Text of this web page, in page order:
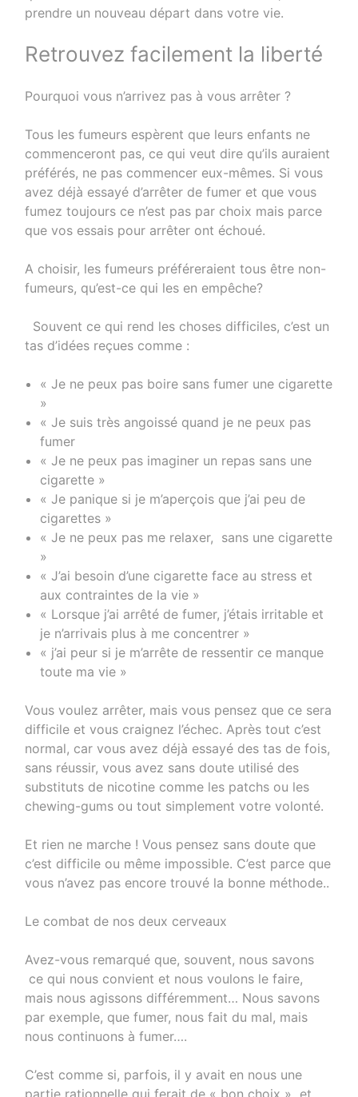
prendre un nouveau départ dans votre vie.
Retrouvez facilement la liberté
Pourquoi vous n’arrivez pas à vous arrêter ?
Tous les fumeurs espèrent que leurs enfants ne
commenceront pas, ce qui veut dire qu’ils auraient
préférés, ne pas commencer eux-mêmes. Si vous
avez déjà essayé d’arrêter de fumer et que vous
fumez toujours ce n’est pas par choix mais parce
que vos essais pour arrêter ont échoué.
A choisir, les fumeurs préféreraient tous être non-
fumeurs, qu’est-ce qui les en empêche?
Souvent ce qui rend les choses difficiles, c’est un
tas d’idées reçues comme :
« Je ne peux pas boire sans fumer une cigarette
»
« Je suis très angoissé quand je ne peux pas
fumer
« Je ne peux pas imaginer un repas sans une
cigarette »
« Je panique si je m’aperçois que j’ai peu de
cigarettes »
« Je ne peux pas me relaxer, sans une cigarette
»
« J’ai besoin d’une cigarette face au stress et
aux contraintes de la vie »
« Lorsque j’ai arrêté de fumer, j’étais irritable et
je n’arrivais plus à me concentrer »
« j’ai peur si je m’arrête de ressentir ce manque
toute ma vie »
Vous voulez arrêter, mais vous pensez que ce sera
difficile et vous craignez l’échec. Après tout c’est
normal, car vous avez déjà essayé des tas de fois,
sans réussir, vous avez sans doute utilisé des
substituts de nicotine comme les patchs ou les
chewing-gums ou tout simplement votre volonté.
Et rien ne marche ! Vous pensez sans doute que
c’est difficile ou même impossible. C’est parce que
vous n’avez pas encore trouvé la bonne méthode..
Le combat de nos deux cerveaux
Avez-vous remarqué que, souvent, nous savons
ce qui nous convient et nous voulons le faire,
mais nous agissons différemment… Nous savons
par exemple, que fumer, nous fait du mal, mais
nous continuons à fumer….
C’est comme si, parfois, il y avait en nous une
partie rationnelle qui ferait de « bon choix » et